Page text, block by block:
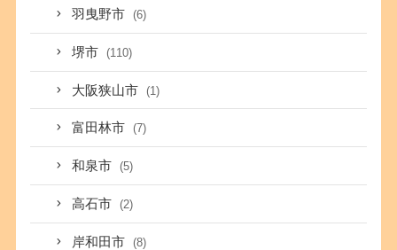
羽曳野市 (6)
堺市 (110)
大阪狭山市 (1)
富田林市 (7)
和泉市 (5)
高石市 (2)
岸和田市 (8)